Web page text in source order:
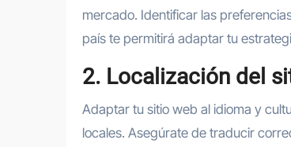
mercado. Identificar las
país te permitirá adaptar tu
2. Localización del
Adaptar tu sitio web al idioma y
locales. Asegúrate de traducir